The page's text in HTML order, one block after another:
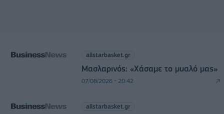
allstarbasket.gr
Μασλαρινός: «Χάσαμε το μυαλό μας»
07/08/2026 - 20:42
allstarbasket.gr